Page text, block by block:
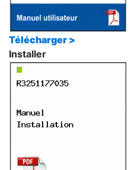
Télécharger >
Installer